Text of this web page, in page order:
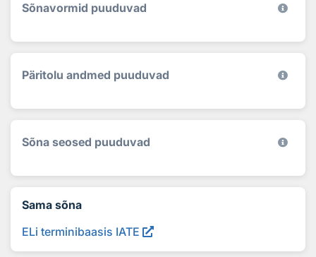
Sõnavormid puuduvad
Päritolu andmed puuduvad
Sõna seosed puuduvad
Sama sõna
ELi terminibaasis IATE